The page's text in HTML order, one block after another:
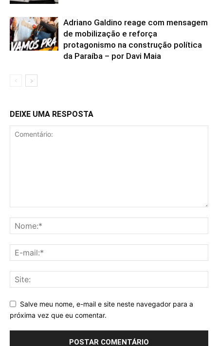
Adriano Galdino reage com mensagem
de mobilização e reforça
protagonismo na construção política
da Paraíba – por Davi Maia
DEIXE UMA RESPOSTA
Salve meu nome, e-mail e site neste navegador para a
próxima vez que eu comentar.